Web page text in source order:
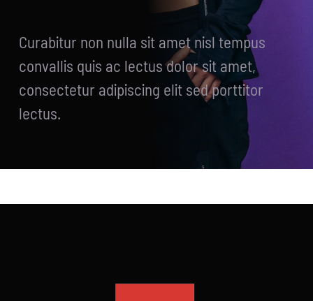
Curabitur non nulla sit amet nisl tempus
convallis quis ac lectus dolor sit amet,
consectetur adipiscing elit sed porttitor
lectus.